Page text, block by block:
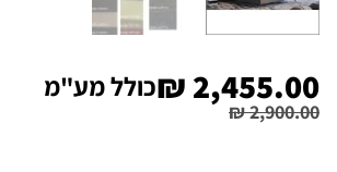
₪2,900.00
₪ 2,455.00 כולל מע"מ